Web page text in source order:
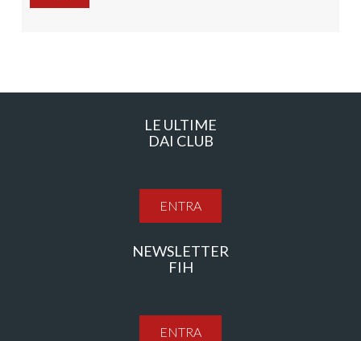
LE ULTIME
DAI CLUB
ENTRA
NEWSLETTER
FIH
ENTRA